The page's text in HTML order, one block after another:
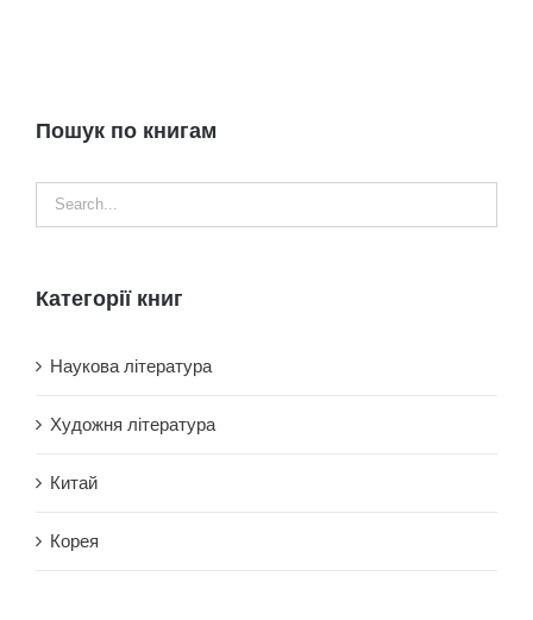
Пошук по книгам
Категорії книг
Наукова література
Художня література
Китай
Корея